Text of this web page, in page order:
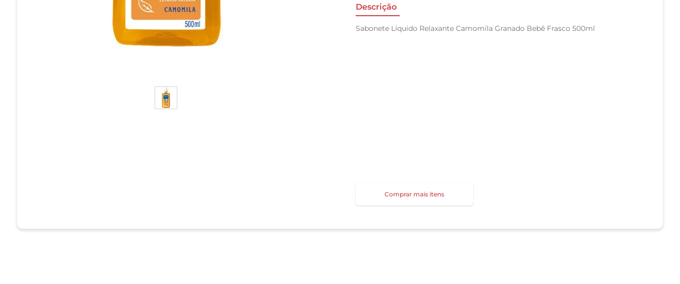
Descrição
Sabonete Líquido Relaxante Camomila Granado Bebê Frasco 500ml
Comprar mais itens